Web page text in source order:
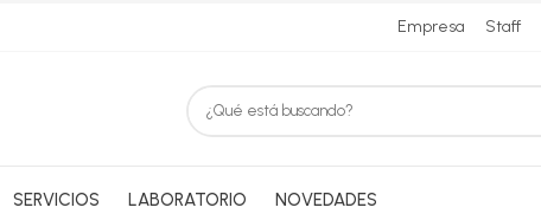
Empresa Staff
SERVICIOS LABORATORIO NOVEDADES